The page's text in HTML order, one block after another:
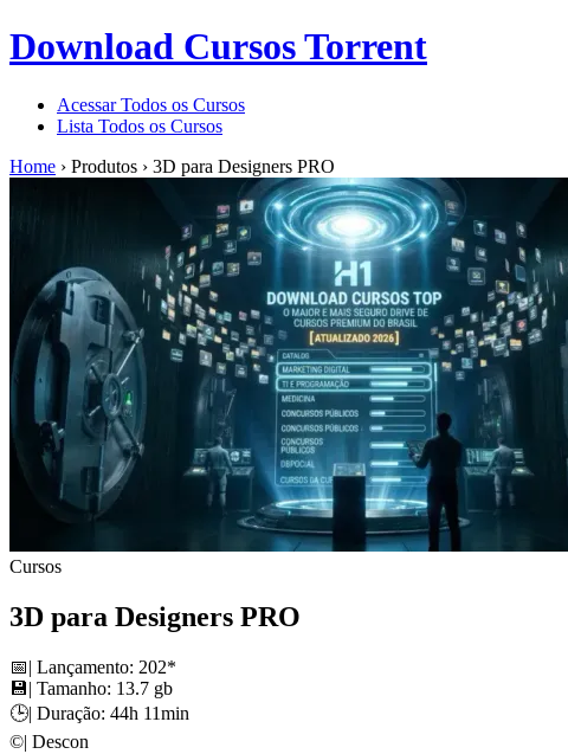
Download Cursos Torrent
Acessar Todos os Cursos
Lista Todos os Cursos
Home › Produtos › 3D para Designers PRO
Cursos
3D para Designers PRO
📅| Lançamento: 202*
💾| Tamanho: 13.7 gb
🕒| Duração: 44h 11min
©️| Descon